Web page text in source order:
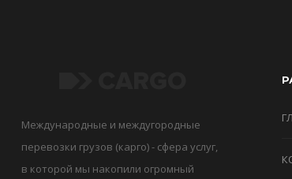
Международные и междугородные
перевозки грузов (карго) - сфера услуг,
в которой мы накопили огромный